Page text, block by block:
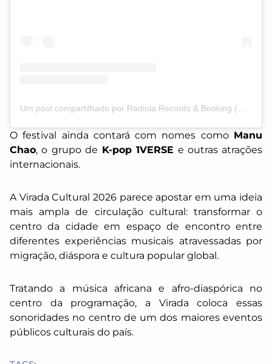
O festival ainda contará com nomes como Manu
Chao, o grupo de K-pop 1VERSE e outras atrações
internacionais.
A Virada Cultural 2026 parece apostar em uma ideia
mais ampla de circulação cultural: transformar o
centro da cidade em espaço de encontro entre
diferentes experiências musicais atravessadas por
migração, diáspora e cultura popular global.
Tratando a música africana e afro-diaspórica no
centro da programação, a Virada coloca essas
sonoridades no centro de um dos maiores eventos
públicos culturais do país.